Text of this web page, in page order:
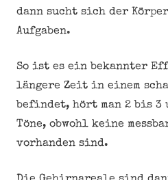
dann sucht sich der
Aufgaben.
So ist es ein bekannter
längere Zeit in einem
befindet, hört man 2 bis
Töne, obwohl keine
vorhanden sind.